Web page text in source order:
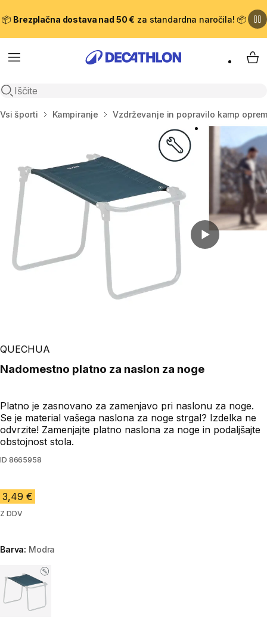
📦 Brezplačna dostava nad 50 € za standardna naročila! 📦
Meni
Odpri iskanje
Domov
Vsi športi Kampiranje Vzdrževanje in popravilo kamp
Play Video
QUECHUA
Nadomestno platno za naslon za noge
Platno je zasnovano za zamenjavo pri naslonu za noge.
Se je material vašega naslona za noge strgal? Izdelka ne
odvrzite! Zamenjajte platno naslona za noge in podaljšajte
obstojnost stola.
ID 8665958
3,49 €
Z DDV
Barva: Modra
Choose a variant